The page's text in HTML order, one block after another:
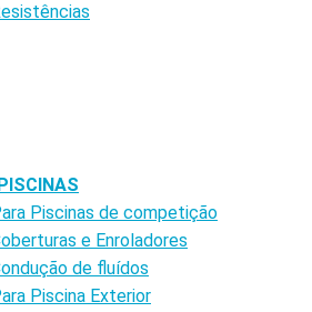
Piscinas de competição
e Enroladores
de fluídos
Piscina Exterior